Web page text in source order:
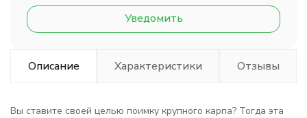
Уведомить
Описание Характеристики Отзывы
Вы ставите своей целью поимку крупного карпа? Тогда эта